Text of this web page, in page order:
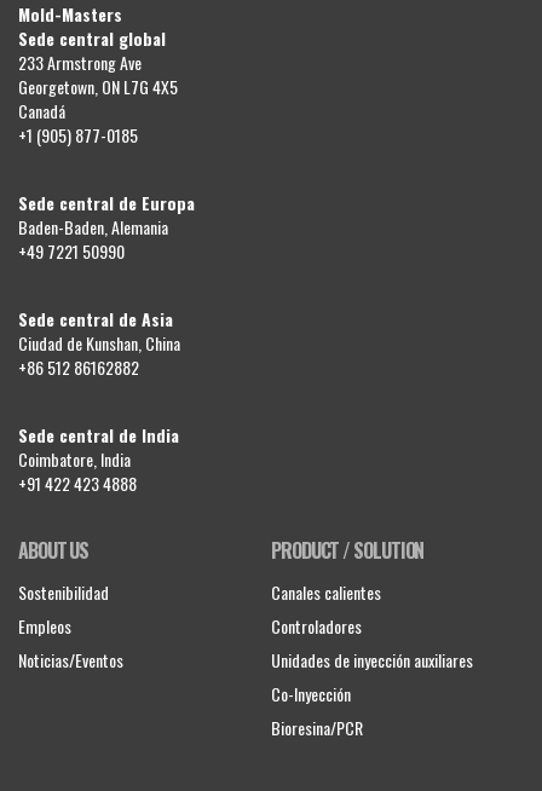
Mold-Masters
Sede central global
233 Armstrong Ave
Georgetown, ON L7G 4X5
Canadá
+1 (905) 877-0185
Sede central de Europa
Baden-Baden, Alemania
+49 7221 50990
Sede central de Asia
Ciudad de Kunshan, China
+86 512 86162882
Sede central de India
Coimbatore, India
+91 422 423 4888
ABOUT US
Sostenibilidad
Empleos
Noticias/Eventos
PRODUCT / SOLUTION
Canales calientes
Controladores
Unidades de inyección auxiliares
Co-Inyección
Bioresina/PCR